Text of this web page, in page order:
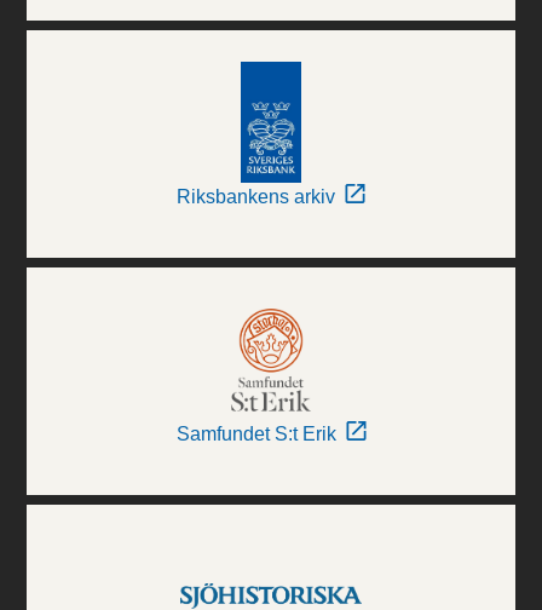
Riksbankens arkiv
Samfundet S:t Erik